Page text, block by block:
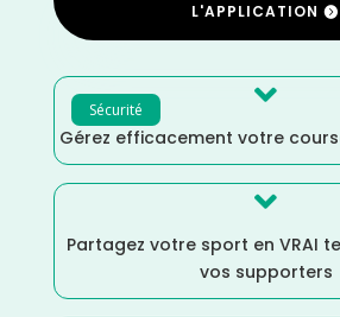
L'APPLICATION
Sécurité 
Gérez efficacement votre

Partagez votre sport en VRAI
vos supporters